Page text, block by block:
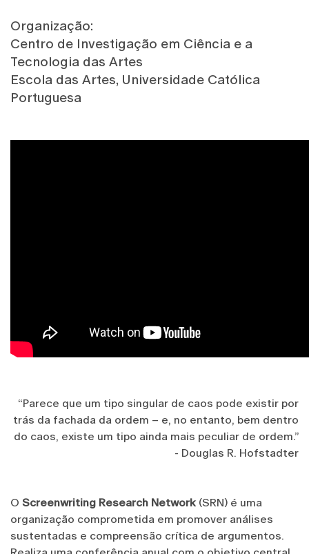
Organização:
Centro de Investigação em Ciência e a
Tecnologia das Artes
Escola das Artes, Universidade Católica
Portuguesa
“Parece que um tipo singular de caos pode existir por
trás da fachada da ordem – e, no entanto, bem dentro
do caos, existe um tipo ainda mais peculiar de ordem.”
- Douglas R. Hofstadter
O Screenwriting Research Network (SRN) é uma
organização comprometida em promover análises
sustentadas e compreensão crítica de argumentos.